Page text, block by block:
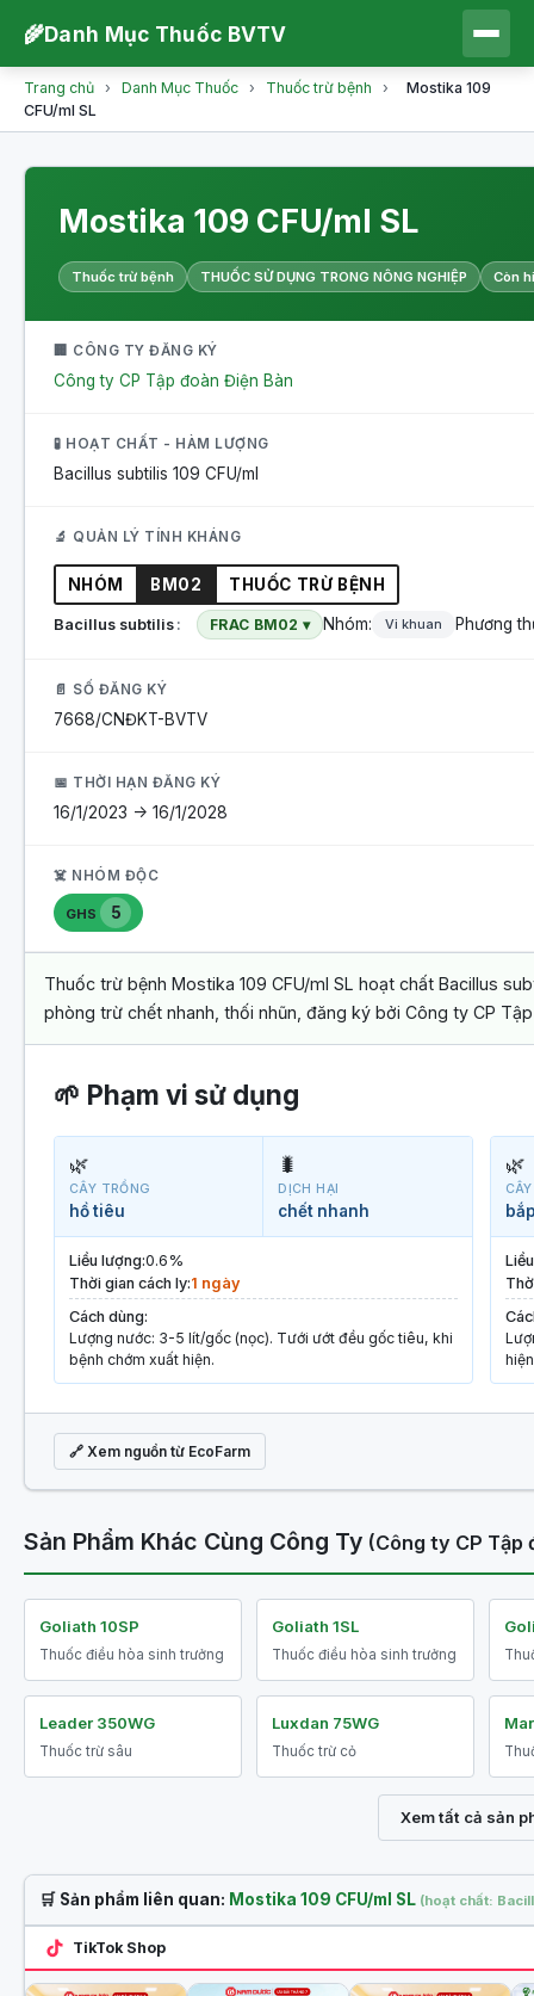
🌾Danh Mục Thuốc BVTV
Trang chủ › Danh Mục Thuốc › Thuốc trừ bệnh ›
Mostika 109
CFU/ml SL
Mostika 109 CFU/ml SL
Thuốc trừ bệnh THUỐC SỬ DỤNG TRONG NÔNG NGHIỆP Còn
🏢 CÔNG TY ĐĂNG KÝ
Công ty CP Tập đoàn Điện Bàn
🧪 HOẠT CHẤT - HÀM LƯỢNG
Bacillus subtilis 109 CFU/ml
🔬 QUẢN LÝ TÍNH KHÁNG
NHÓM BM02 THUỐC TRỪ BỆNH
Bacillus subtilis FRAC BM02 ▾ Nhóm: Vi khuan Phương
📄 SỐ ĐĂNG KÝ
7668/CNĐKT-BVTV
📅 THỜI HẠN ĐĂNG KÝ
16/1/2023 -> 16/1/2028
☠️ NHÓM ĐỘC
GHS 5
Thuốc trừ bệnh Mostika 109 CFU/ml SL hoạt chất Bacillus
phòng trừ chết nhanh, thối nhũn, đăng ký bởi Công ty CP
🌱 Phạm vi sử dụng
🌿
CÂY TRỒNG
hồ tiêu
🐛
DỊCH HẠI
chết nhanh
Liều lượng:0.6%
Thời gian cách ly:1 ngày
Cách dùng:
Lượng nước: 3-5 lít/gốc (nọc). Tưới ướt đều gốc tiêu, khi
bệnh chớm xuất hiện.
🌿
🔗 Xem nguồn từ EcoFarm
Sản Phẩm Khác Cùng Công Ty (Công ty CP Tập
Goliath 10SP
Thuốc điều hòa sinh trưởng
Goliath 1SL
Thuốc điều hòa sinh trưởng
Leader 350WG
Thuốc trừ sâu
Luxdan 75WG
Thuốc trừ cỏ
Xem tất cả sản
🛒 Sản phẩm liên quan: Mostika 109 CFU/ml SL (hoạt chất:
TikTok Shop